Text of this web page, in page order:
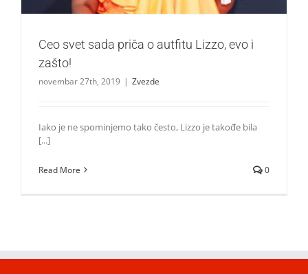
Ceo svet sada priča o autfitu Lizzo, evo i
zašto!
novembar 27th, 2019 | Zvezde
Iako je ne spominjemo tako često, Lizzo je takođe bila
[...]
Read More 0